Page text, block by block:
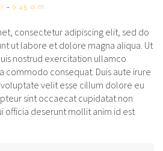
- 9:45 a.m.
consectetur adipiscing elit, sed do
ut labore et dolore magna aliqua. Ut
nostrud exercitation ullamco
commodo consequat. Duis aute irure
velit esse cillum dolore eu
sint occaecat cupidatat non
officia deserunt mollit anim id est